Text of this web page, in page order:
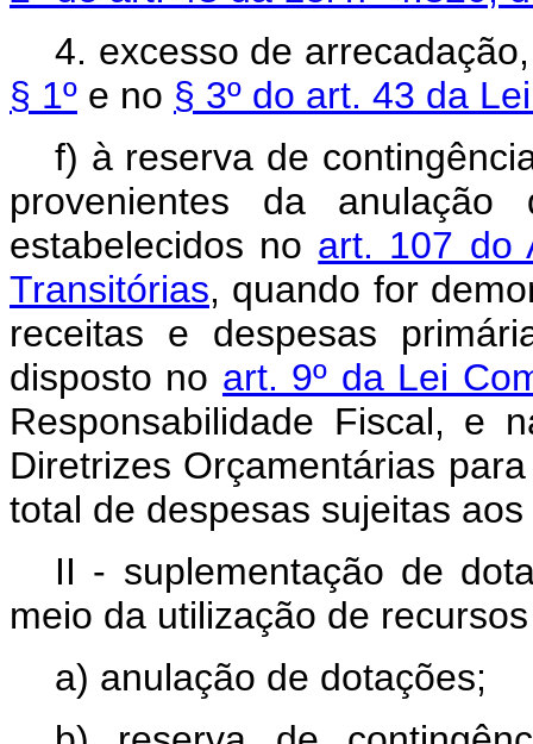
4. excesso de
§ 1º e no § 3º do art. 43 da
f) à reserva de
provenientes da
estabelecidos no art. 107 do
Transitórias, quando for
receitas e despesas
disposto no art. 9º da Lei
Responsabilidade Fiscal, e
Diretrizes Orçamentárias
total de despesas sujeitas
II - suplementação de
meio da utilização de
a) anulação de dotações;